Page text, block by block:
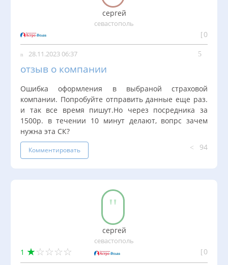
сергей
севастополь
0
28.11.2023 06:37
отзыв о компании
Ошибка оформления в выбраной страховой
компании. Попробуйте отправить данные еще раз.
и так все время пишут.Но через посредника за
1500р. в течении 10 минут делают, вопрс зачем
нужна эта СК?
Комментировать 94
сергей
севастополь
1 0